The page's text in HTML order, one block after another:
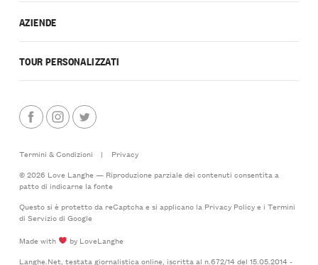
AZIENDE
TOUR PERSONALIZZATI
Termini & Condizioni |
Privacy
© 2026 Love Langhe — Riproduzione parziale dei contenuti consentita a
patto di indicarne la fonte
Questo si è protetto da reCaptcha e si applicano la Privacy Policye i Termini
di Serviziodi Google
Made with
by LoveLanghe
Langhe.Net, testata giornalistica online, iscritta al n.672/14 del 15.05.2014 -